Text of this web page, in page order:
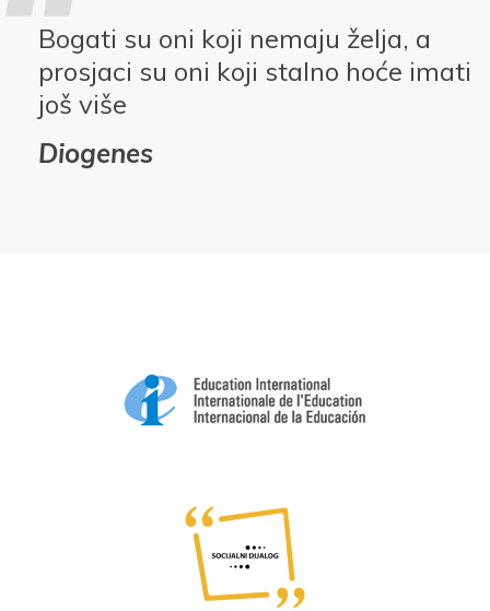
Bogati su oni koji nemaju želja, a
prosjaci su oni koji stalno hoće imati
još više
Diogenes